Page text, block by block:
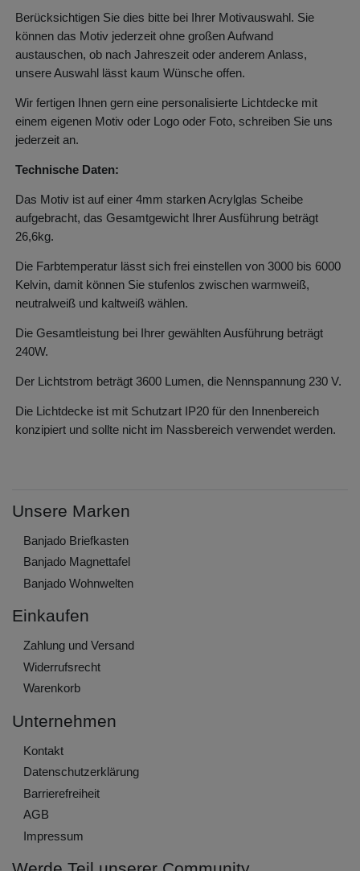
Berücksichtigen Sie dies bitte bei Ihrer Motivauswahl. Sie
können das Motiv jederzeit ohne großen Aufwand
austauschen, ob nach Jahreszeit oder anderem Anlass,
unsere Auswahl lässt kaum Wünsche offen.
Wir fertigen Ihnen gern eine personalisierte Lichtdecke mit
einem eigenen Motiv oder Logo oder Foto, schreiben Sie uns
jederzeit an.
Technische Daten:
Das Motiv ist auf einer 4mm starken Acrylglas Scheibe
aufgebracht, das Gesamtgewicht Ihrer Ausführung beträgt
26,6kg.
Die Farbtemperatur lässt sich frei einstellen von 3000 bis 6000
Kelvin, damit können Sie stufenlos zwischen warmweiß,
neutralweiß und kaltweiß wählen.
Die Gesamtleistung bei Ihrer gewählten Ausführung beträgt
240W.
Der Lichtstrom beträgt 3600 Lumen, die Nennspannung 230 V.
Die Lichtdecke ist mit Schutzart IP20 für den Innenbereich
konzipiert und sollte nicht im Nassbereich verwendet werden.
Unsere Marken
Banjado Briefkasten
Banjado Magnettafel
Banjado Wohnwelten
Einkaufen
Zahlung und Versand
Widerrufs­recht
Warenkorb
Unternehmen
Kontakt
Daten­schutz­erklärung
Barrierefreiheit
AGB
Impressum